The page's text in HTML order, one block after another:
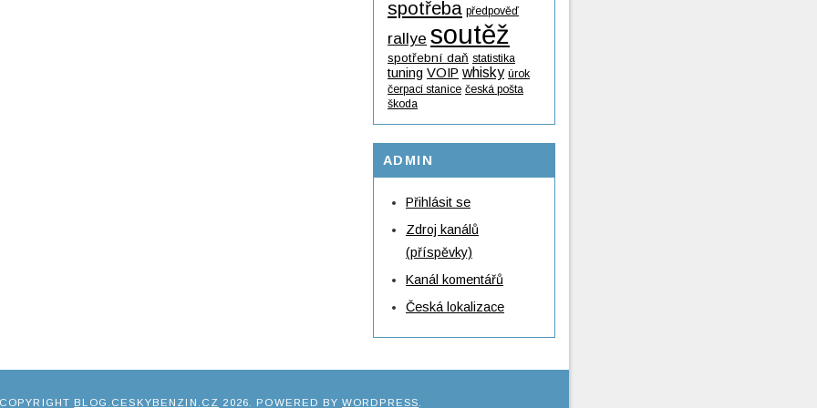
spotřeba předpověď
rallye soutěž
spotřební daň statistika
tuning VOIP whisky úrok
čerpací stanice česká pošta
škoda
ADMIN
Přihlásit se
Zdroj kanálů
(příspěvky)
Kanál komentářů
Česká lokalizace
BLOG.CESKYBENZIN.CZ 2026 . POWERED BY WORDPRESS